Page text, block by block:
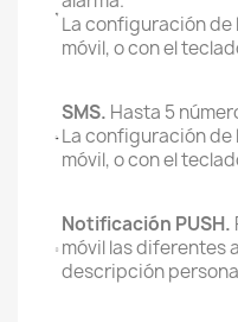
La configuración de
móvil, o con el
SMS. Hasta 5
La configuración de
móvil, o con el
Notificación PUSH.
móvil las diferentes
descripción